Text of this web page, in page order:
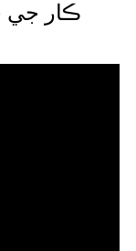
ڪار جي